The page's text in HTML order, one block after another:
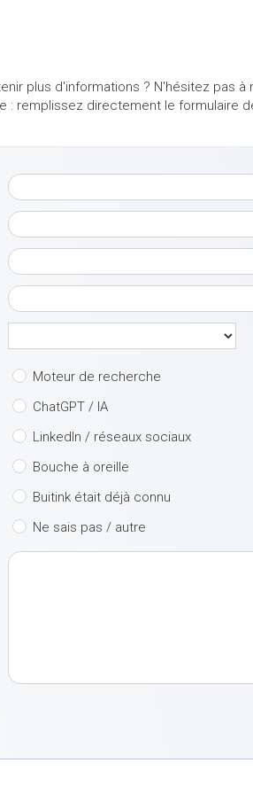
plus d'informations ? N'hésitez pas à
: remplissez directement le formulaire
Moteur de recherche
ChatGPT / IA
LinkedIn / réseaux sociaux
Bouche à oreille
Buitink était déjà connu
Ne sais pas / autre